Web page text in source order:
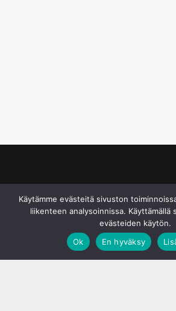
Käytämme evästeitä sivuston
liikenteen analysoinnissa. Käyttämällä
evästeiden käytön.
Ok
En hyväksy